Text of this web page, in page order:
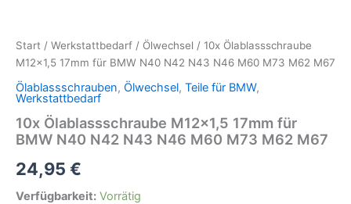
Start / Werkstattbedarf / Ölwechsel / 10x Ölablassschraube
M12x1,5 17mm für BMW N40 N42 N43 N46 M60 M73 M62 M67
Ölablassschrauben, Ölwechsel, Teile für BMW,
Werkstattbedarf
10x Ölablassschraube M12x1,5 17mm für
BMW N40 N42 N43 N46 M60 M73 M62 M67
24,95 €
Verfügbarkeit: Vorrätig